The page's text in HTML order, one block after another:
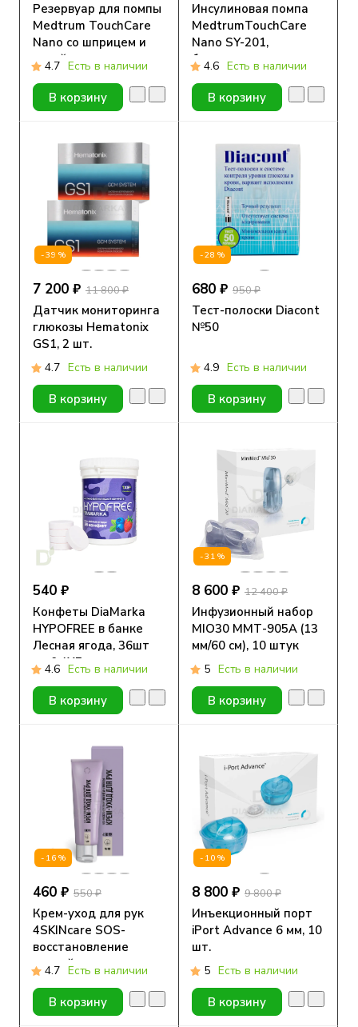
Резервуар для помпы
Medtrum TouchCare
Nano cо шприцем и
иглой для
наполнения, MD8200,
1 шт
4.7 Есть в наличии
В корзину
Инсулиновая помпа
MedtrumTouchCare
Nano SY-201,
беспроводная
4.6 Есть в наличии
В корзину
-39%
7 200 ₽ 11 800 ₽
Датчик мониторинга
глюкозы Hematonix
GS1, 2 шт.
4.7 Есть в наличии
В корзину
-28%
680 ₽ 950 ₽
Тест-полоски Diacont
№50
4.9 Есть в наличии
В корзину
540 ₽
Конфеты DiaMarka
HYPOFREE в банке
Лесная ягода, 36шт
по 0,4ХЕ
4.6 Есть в наличии
В корзину
-31%
8 600 ₽ 12 400 ₽
Инфузионный набор
MIO30 ММТ-905А (13
мм/60 см), 10 штук
5 Есть в наличии
В корзину
-16%
460 ₽ 550 ₽
Крем-уход для рук
4SKINcare SOS-
восстановление
ногтей и кутикулы,
75мл
4.7 Есть в наличии
В корзину
-10%
8 800 ₽ 9 800 ₽
Инъекционный порт
iPort Advance 6 мм, 10
шт.
5 Есть в наличии
В корзину